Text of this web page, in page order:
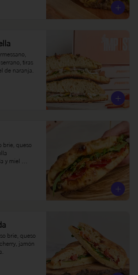
tiras
de naranja.
brie, queso
y miel
brie, queso
jamón